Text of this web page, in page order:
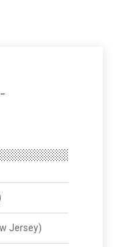
Jersey)